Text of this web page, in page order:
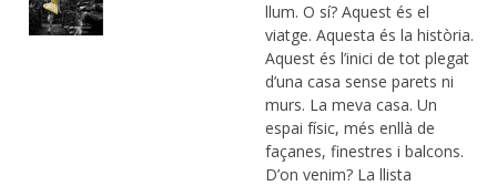
llum. O sí? Aquest és el
viatge. Aquesta és la història.
Aquest és l’inici de tot plegat
d’una casa sense parets ni
murs. La meva casa. Un
espai físic, més enllà de
façanes, finestres i balcons.
D’on venim? La llista